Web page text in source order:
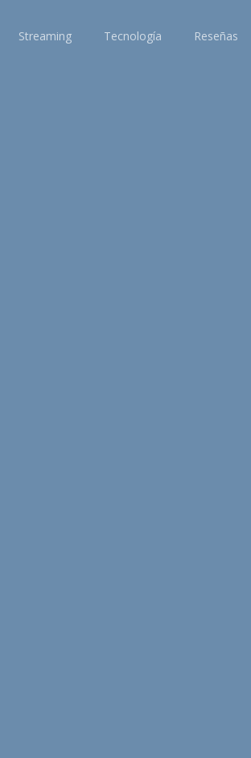
Streaming Tecnología Reseñas